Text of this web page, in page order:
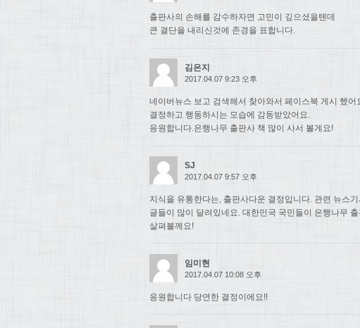
출판사의 손해를 감수하자면 고민이 깊으셨을텐데
큰 결단을 내리신것에 존경을 표합니다.
김은지
2017.04.07 9:23 오후
네이버뉴스 보고 검색해서 찾아와서 페이스북 게시 했어
결정하고 행동하시는 모습에 감동받았어요.
응원합니다.은행나무 출판사 책 많이 사서 볼게요!
SJ
2017.04.07 9:57 오후
지식을 유통한다는, 출판사다운 결정입니다. 관련 뉴스
글들이 많이 달려있네요. 대한민국 국민들이 은행나무
살펴볼께요!
임미현
2017.04.07 10:08 오후
응원합니다 당연한 결정이에요!!